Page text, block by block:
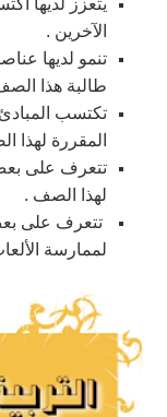
يتعزز لديها
الآخرين .
تنمو لديها
طالبة هذا
تكتسب المبادئ
المقررة لهذا
تتعرف على بعض
لهذا الصف .
تتعرف على بعض
لممارسة